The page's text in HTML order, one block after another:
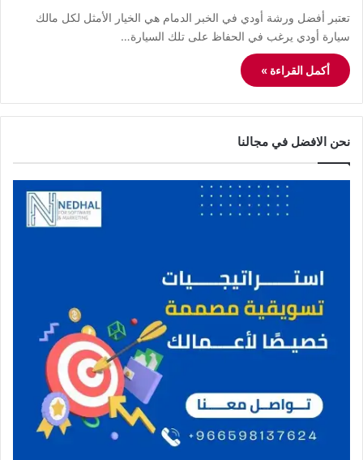
​تعتبر أفضل ورشة أودي في الخبر الدمام هي الخيار الأمثل لكل مالك
سيارة أودي يرغب في الحفاظ على تلك السيارة…
أكمل القراءة »
نحن الافضل في مجالنا